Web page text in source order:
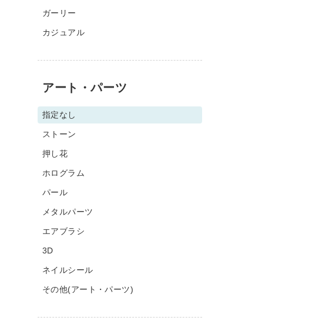
ガーリー
カジュアル
アート・パーツ
指定なし
ストーン
押し花
ホログラム
パール
メタルパーツ
エアブラシ
3D
ネイルシール
その他(アート・パーツ)